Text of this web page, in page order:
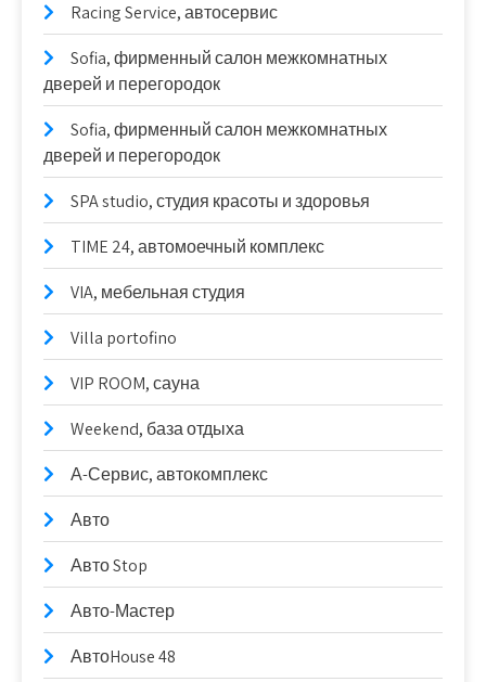
Racing Service, автосервис
Sofia, фирменный салон межкомнатных
дверей и перегородок
Sofia, фирменный салон межкомнатных
дверей и перегородок
SPA studio, студия красоты и здоровья
TIME 24, автомоечный комплекс
VIA, мебельная студия
Villa portofino
VIP ROOM, сауна
Weekend, база отдыха
А-Сервис, автокомплекс
Авто
Авто Stop
Авто-Мастер
АвтоHouse 48